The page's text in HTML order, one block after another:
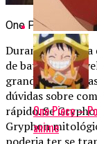
One Piece –
Durante a Guerra
de batalha com
grandes
dúvidas sobre
rápido. Se
Gryphon
One Piece –
anime